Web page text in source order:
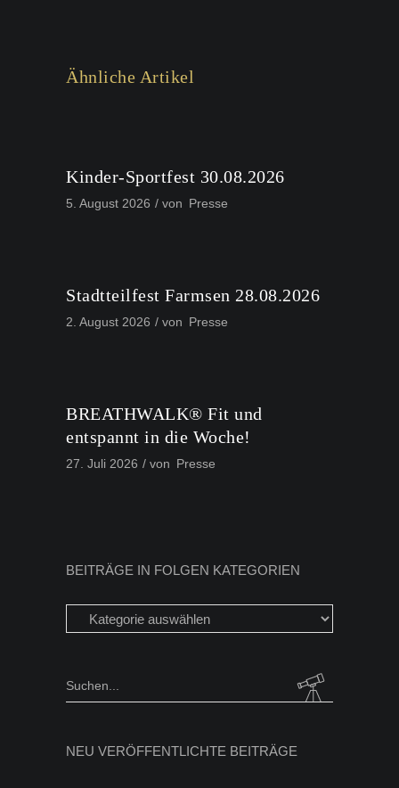
Ähnliche Artikel
Kinder-Sportfest 30.08.2026
5. August 2026 von Presse
Stadtteilfest Farmsen 28.08.2026
2. August 2026 von Presse
BREATHWALK® Fit und
entspannt in die Woche!
27. Juli 2026 von Presse
BEITRÄGE IN FOLGEN KATEGORIEN
Beiträge
in
Kategorien
Search
NEU VERÖFFENTLICHTE BEITRÄGE